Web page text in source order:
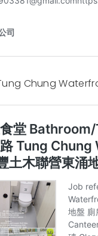
Chung